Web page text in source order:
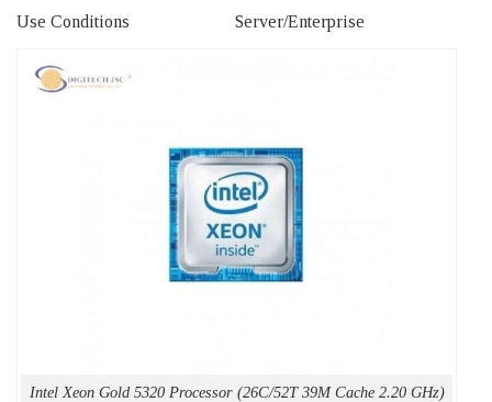
Use Conditions Server/Enterprise
Intel Xeon Gold 5320 Processor (26C/52T 39M Cache 2.20 GHz)